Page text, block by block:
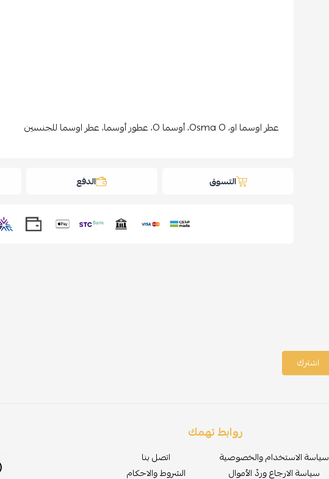
عطر اوسما او، Osma O، أوسما O، عطور أوسما، عطر اوسما للجنسين
التسوق الدفع
اشترك
روابط تهمك
سياسة الاستخدام والخصوصية
سياسة الارجاع وردّ الأموال
اتصل بنا
الشروط والاحكام